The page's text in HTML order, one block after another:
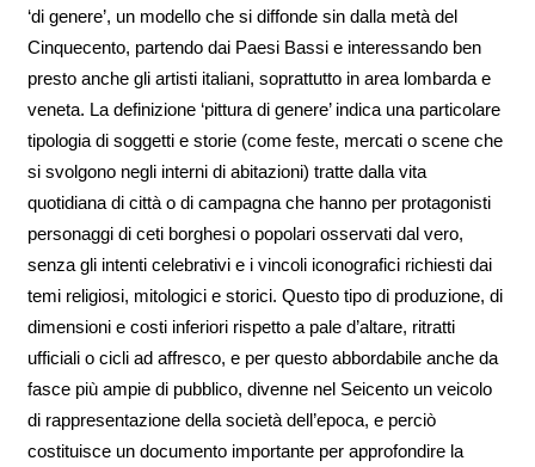
‘di genere’, un modello che si diffonde sin dalla metà del
Cinquecento, partendo dai Paesi Bassi e interessando ben
presto anche gli artisti italiani, soprattutto in area lombarda e
veneta. La definizione ‘pittura di genere’ indica una particolare
tipologia di soggetti e storie (come feste, mercati o scene che
si svolgono negli interni di abitazioni) tratte dalla vita
quotidiana di città o di campagna che hanno per protagonisti
personaggi di ceti borghesi o popolari osservati dal vero,
senza gli intenti celebrativi e i vincoli iconografici richiesti dai
temi religiosi, mitologici e storici. Questo tipo di produzione, di
dimensioni e costi inferiori rispetto a pale d’altare, ritratti
ufficiali o cicli ad affresco, e per questo abbordabile anche da
fasce più ampie di pubblico, divenne nel Seicento un veicolo
di rappresentazione della società dell’epoca, e perciò
costituisce un documento importante per approfondire la